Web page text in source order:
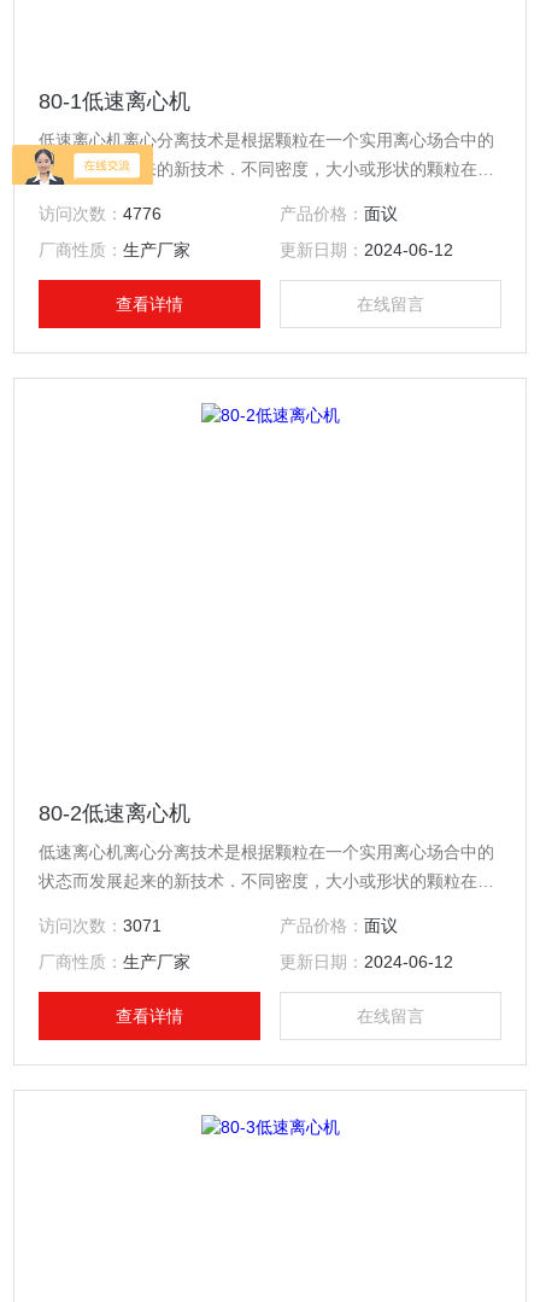
80-1低速离心机
低速离心机离心分离技术是根据颗粒在一个实用离心场合中的
状态而发展起来的新技术．不同密度，大小或形状的颗粒在不
物，可以用离心的方法加以分离．例如；收集细胞，分离血浆
／病毒／大肠杆菌／亚细胞成份／核蛋白颗粒等．
访问次数：4776 产品价格： 面议
厂商性质：生产厂家 更新日期： 2024-06-12
查看详情 在线留言
80-2低速离心机
低速离心机离心分离技术是根据颗粒在一个实用离心场合中的
状态而发展起来的新技术．不同密度，大小或形状的颗粒在不
物，可以用离心的方法加以分离．例如；收集细胞，分离血浆
／病毒／大肠杆菌／亚细胞成份／核蛋白颗粒等．
访问次数：3071 产品价格： 面议
厂商性质：生产厂家 更新日期： 2024-06-12
查看详情 在线留言